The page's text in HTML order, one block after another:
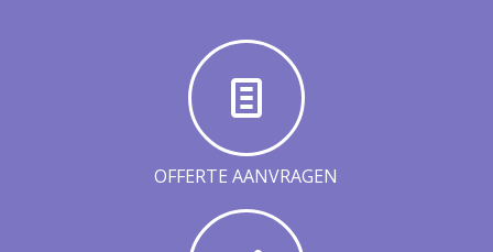
OFFERTE AANVRAGEN